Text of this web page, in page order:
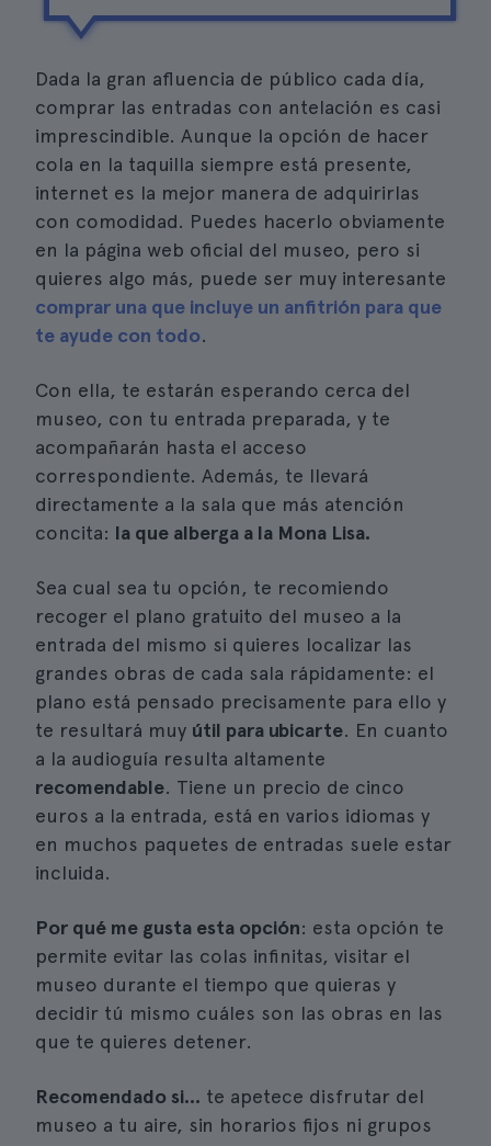
Dada la gran afluencia de público cada día,
comprar las entradas con antelación es casi
imprescindible. Aunque la opción de hacer
cola en la taquilla siempre está presente,
internet es la mejor manera de adquirirlas
con comodidad. Puedes hacerlo obviamente
en la página web oficial del museo, pero si
quieres algo más, puede ser muy interesante
comprar una que incluye un anfitrión para que
te ayude con todo.
Con ella, te estarán esperando cerca del
museo, con tu entrada preparada, y te
acompañarán hasta el acceso
correspondiente. Además, te llevará
directamente a la sala que más atención
concita: la que alberga a la Mona Lisa.
Sea cual sea tu opción, te recomiendo
recoger el plano gratuito del museo a la
entrada del mismo si quieres localizar las
grandes obras de cada sala rápidamente: el
plano está pensado precisamente para ello y
te resultará muy útil para ubicarte. En cuanto
a la audioguía resulta altamente
recomendable. Tiene un precio de cinco
euros a la entrada, está en varios idiomas y
en muchos paquetes de entradas suele estar
incluida.
Por qué me gusta esta opción: esta opción te
permite evitar las colas infinitas, visitar el
museo durante el tiempo que quieras y
decidir tú mismo cuáles son las obras en las
que te quieres detener.
Recomendado si... te apetece disfrutar del
museo a tu aire, sin horarios fijos ni grupos